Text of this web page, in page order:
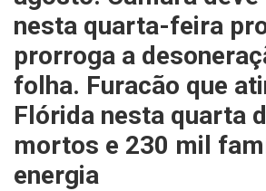
nesta quarta-feira
prorroga a
folha. Furacão que
Flórida nesta quarta
mortos e 230 mil
energia